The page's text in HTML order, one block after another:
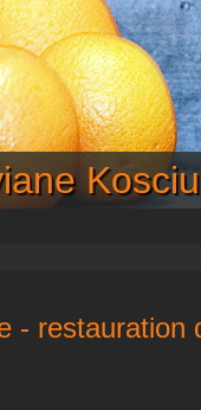
- restauration